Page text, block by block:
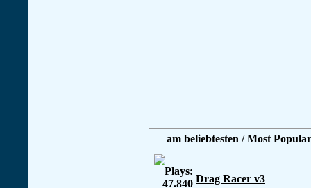
am beliebtesten / Most
Drag Racer v3